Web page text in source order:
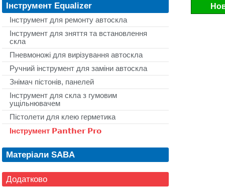
Інструмент Equalizer
Інструмент для ремонту автоскла
Інструмент для зняття та встановлення
скла
Пневмоножі для вирізування автоскла
Ручний інструмент для заміни автоскла
Знімач пістонів, панелей
Інструмент для скла з гумовим
ущільнювачем
Пістолети для клею герметика
Інструмент 𝗣𝗮𝗻𝘁𝗵𝗲𝗿 𝗣𝗿𝗼
Матеріали SABA
Додатково